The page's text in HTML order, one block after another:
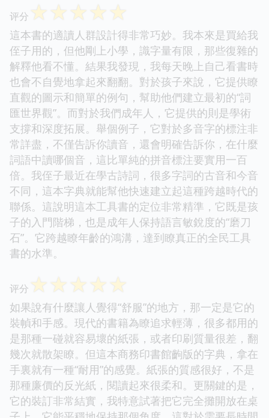
评分 ☆☆☆☆☆
這本書的適讀人群設計得非常巧妙。我本來是買給我
侄子用的，但他剛上小學，識字量有限，那些復雜的
解釋他看不懂。結果我發現，我每天晚上自己看書時
也會不自覺地拿起來翻翻。對於孩子來說，它提供瞭
直觀的圖示和簡單的例句，幫助他們建立最初的“詞
匯世界觀”。而對於我們成年人，它提供的則是學術
支撐和深度拓展。舉個例子，它對於多音字的標注非
常詳盡，不僅告訴你讀音，還會明確告訴你，在什麼
詞語中讀哪個音，這比單純的拼音標注要實用一百
倍。我侄子最近在學古詩詞，很多字詞的古音和今音
不同，這本字典就能幫他快速建立起這種跨越時代的
聯係。這說明這本工具書的定位非常精準，它既是孩
子的入門階梯，也是成年人保持語言敏銳度的“磨刀
石”。它跨越瞭年齡的鴻溝，達到瞭真正的全民工具
書的水準。
评分 ☆☆☆☆☆
如果說有什麼讓人覺得“舒服”的地方，那一定是它的
裝幀和手感。現代的書籍為瞭追求輕薄，很多都用的
是那種一碰就容易壞的紙張，或者印刷質量很差，翻
幾次就散架瞭。但這本商務印書館齣版的字典，拿在
手裏就有一種“耐用”的感覺。紙張的質感很好，不是
那種廉價的反光紙，閱讀起來很柔和。更關鍵的是，
它的裝訂非常結實，我特意試著把它完全攤開放在桌